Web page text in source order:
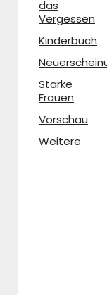
das
Vergessen
Kinderbuch
Starke
Frauen
Vorschau
Weitere